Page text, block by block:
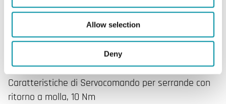
Allow selection
Deny
Albero della
serranda, lunghezza
min dell'albero
50 mm
Caratteristiche di Servocomando per serrande con
ritorno a molla, 10 Nm